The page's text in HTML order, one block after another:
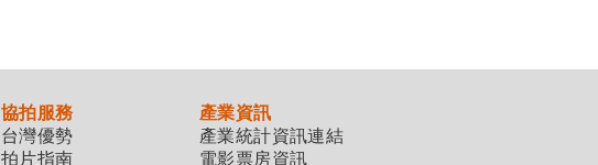
協拍服務
台灣優勢
拍片指南
產業資訊
產業統計資訊連結
電影票房資訊